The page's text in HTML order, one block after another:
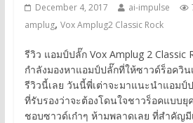
December 4, 2017 ai-impulse
amplug, Vox Amplug2 Classic Rock
รีวิว แอมป์ปลั๊ก Vox Amplug 2
กำลังมองหาแอมป์ปลั๊กที่ให้ซาวด์ร็อควิ
รีวิวนี้เลย วันนี้พี่เต่าจะมาแนะนำแอมป์
ที่รับรองว่าจะต้องโดนใจชาวร็อคแบบ
ชอบซาวด์เก๋าๆ ห้ามพลาดเลย ที่สำคัญมี